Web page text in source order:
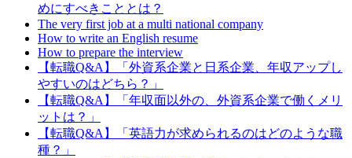
めにすべきこととは？
The very first job at a multi national company
How to write an English resume
How to prepare the interview
【転職Q&A】「外資系企業と日系企業、年収アップし
やすいのはどちら？」
【転職Q&A】「年収面以外の、外資系企業で働くメリ
ットは？」
【転職Q&A】「英語力が求められるのはどのような職
種？」